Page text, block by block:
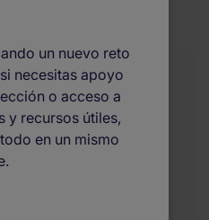
Otras ofertas
un nuevo reto
necesitas apoyo
o acceso a
y recursos útiles,
en un mismo